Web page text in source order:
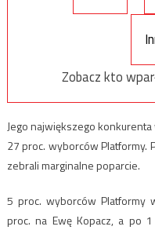
Zobacz kto
Jego największego konkurenta
27 proc. wyborców Platformy.
zebrali marginalne poparcie.
5 proc. wyborców Platformy
proc. na Ewę Kopacz, a po